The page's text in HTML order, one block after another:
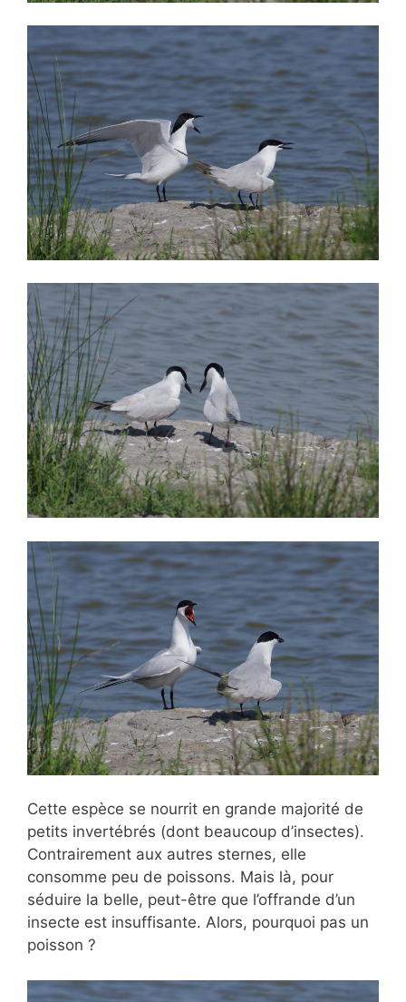
Cette espèce se nourrit en grande majorité de
petits invertébrés (dont beaucoup d’insectes).
Contrairement aux autres sternes, elle
consomme peu de poissons. Mais là, pour
séduire la belle, peut-être que l’offrande d’un
insecte est insuffisante. Alors, pourquoi pas un
poisson ?